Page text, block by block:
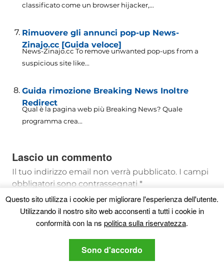
classificato come un browser hijacker,...
Rimuovere gli annunci pop-up News-
Zinajo.cc [Guida veloce]
News-Zinajo.cc To remove unwanted pop-ups from a
suspicious site like...
Guida rimozione Breaking News Inoltre
Redirect
Qual è la pagina web più Breaking News? Quale
programma crea...
Lascio un commento
Il tuo indirizzo email non verrà pubblicato. I campi
obbligatori sono contrassegnati *
Questo sito utilizza i cookie per migliorare l'esperienza dell'utente.
Utilizzando il nostro sito web acconsenti a tutti i cookie in
conformità con la ns politica sulla riservatezza.
Sono d'accordo